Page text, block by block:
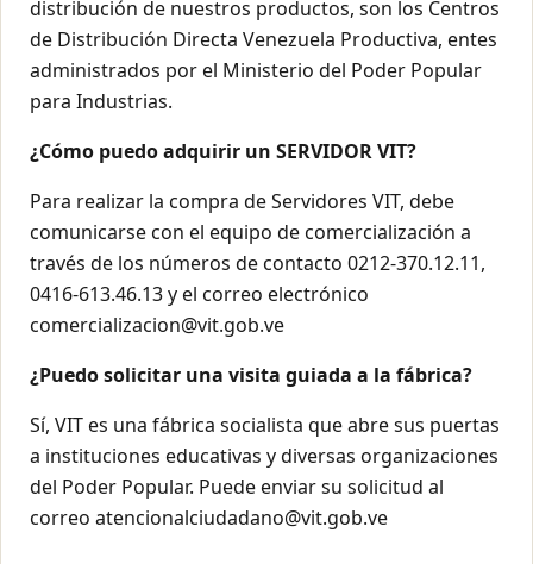
distribución de nuestros productos, son los Centros
de Distribución Directa Venezuela Productiva, entes
administrados por el Ministerio del Poder Popular
para Industrias.
¿Cómo puedo adquirir un SERVIDOR VIT?
Para realizar la compra de Servidores VIT, debe
comunicarse con el equipo de comercialización a
través de los números de contacto 0212-370.12.11,
0416-613.46.13 y el correo electrónico
comercializacion@vit.gob.ve
¿Puedo solicitar una visita guiada a la fábrica?
Sí, VIT es una fábrica socialista que abre sus puertas
a instituciones educativas y diversas organizaciones
del Poder Popular. Puede enviar su solicitud al
correo atencionalciudadano@vit.gob.ve